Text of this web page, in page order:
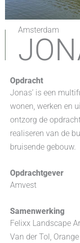
Amsterdam
Opdracht
Jonas’ is een
wonen, werken en
ontzorg de
realiseren van de
bruisende gebouw.
Opdrachtgever
Amvest
Samenwerking
Felixx Landscape
Van der Tol,